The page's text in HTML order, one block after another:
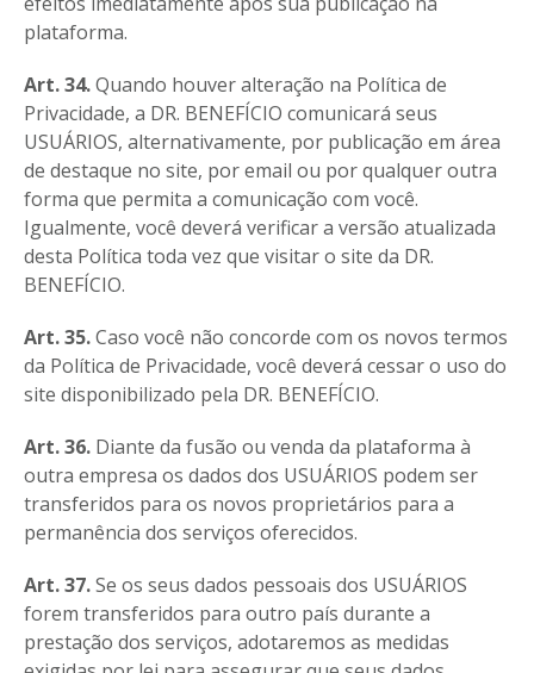
plataforma.
Art. 34.Quando houver alteração na Política de
Privacidade, a DR. BENEFÍCIO comunicará seus
USUÁRIOS, alternativamente, por publicação em área
de destaque no site, por email ou por qualquer outra
forma que permita a comunicação com você.
Igualmente, você deverá verificar a versão atualizada
desta Política toda vez que visitar o site da DR.
BENEFÍCIO.
Art. 35.Caso você não concorde com os novos termos
da Política de Privacidade, você deverá cessar o uso do
site disponibilizado pela DR. BENEFÍCIO.
Art. 36. Diante da fusão ou venda da plataforma à
outra empresa os dados dos USUÁRIOS podem ser
transferidos para os novos proprietários para a
permanência dos serviços oferecidos.
Art. 37.Se os seus dados pessoais dos USUÁRIOS
forem transferidos para outro país durante a
prestação dos serviços, adotaremos as medidas